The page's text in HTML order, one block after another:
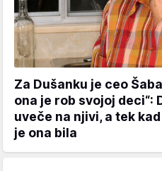
Za Dušanku je ceo
ona je rob svojoj deci“:
uveče na njivi, a tek
je ona bila